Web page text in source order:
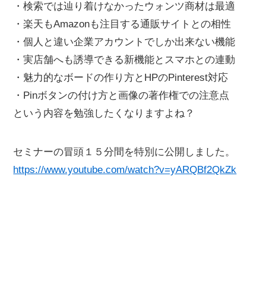
・検索では辿り着けなかったウォンツ商材は最適
・楽天もAmazonも注目する通販サイトとの相性
・個人と違い企業アカウントでしか出来ない機能
・実店舗へも誘導できる新機能とスマホとの連動
・魅力的なボードの作り方とHPのPinterest対応
・Pinボタンの付け方と画像の著作権での注意点
という内容を勉強したくなりますよね？
セミナーの冒頭１５分間を特別に公開しました。
https://www.youtube.com/watch?v=yARQBf2QkZk